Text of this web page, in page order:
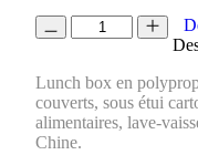
quantité
de
REPAS
NOMADE
MAGAM-
L
Lunch box en
couverts, sous étui
alimentaires, lave-
Chine.